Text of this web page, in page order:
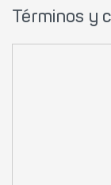
Términos y